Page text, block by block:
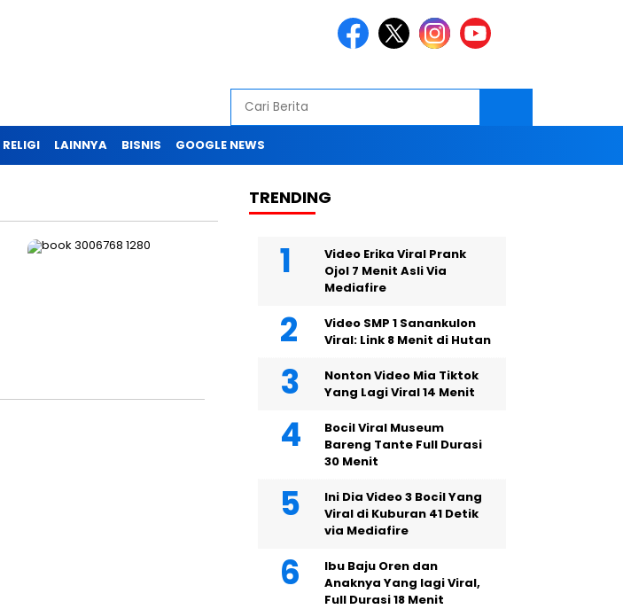
RELIGI LAINNYA BISNIS GOOGLE NEWS
TRENDING
Video Erika Viral Prank
Ojol 7 Menit Asli Via
Mediafire
Video SMP 1 Sanankulon
Viral: Link 8 Menit di Hutan
Nonton Video Mia Tiktok
Yang Lagi Viral 14 Menit
Bocil Viral Museum
Bareng Tante Full Durasi
30 Menit
Ini Dia Video 3 Bocil Yang
Viral di Kuburan 41 Detik
via Mediafire
Ibu Baju Oren dan
Anaknya Yang lagi Viral,
Full Durasi 18 Menit